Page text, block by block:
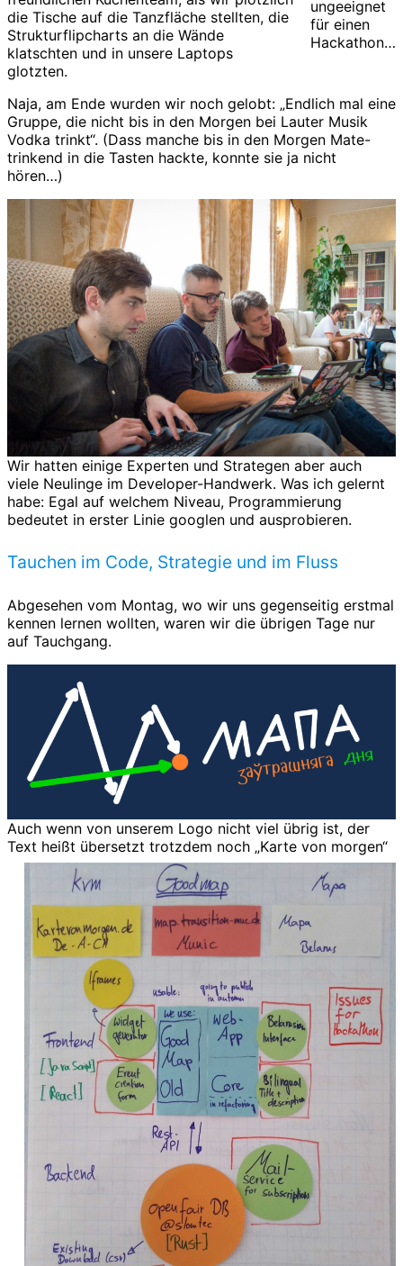
ungeeignet
für einen
Hackathon…
die Tische auf die Tanzfläche stellten, die
Strukturflipcharts an die Wände
klatschten und in unsere Laptops
glotzten.
Naja, am Ende wurden wir noch gelobt: „Endlich mal eine
Gruppe, die nicht bis in den Morgen bei Lauter Musik
Vodka trinkt“. (Dass manche bis in den Morgen Mate-
trinkend in die Tasten hackte, konnte sie ja nicht
hören…)
Wir hatten einige Experten und Strategen aber auch
viele Neulinge im Developer-Handwerk. Was ich gelernt
habe: Egal auf welchem Niveau, Programmierung
bedeutet in erster Linie googlen und ausprobieren.
Tauchen im Code, Strategie und im Fluss
Abgesehen vom Montag, wo wir uns gegenseitig erstmal
kennen lernen wollten, waren wir die übrigen Tage nur
auf Tauchgang.
Auch wenn von unserem Logo nicht viel übrig ist, der
Text heißt übersetzt trotzdem noch „Karte von morgen“